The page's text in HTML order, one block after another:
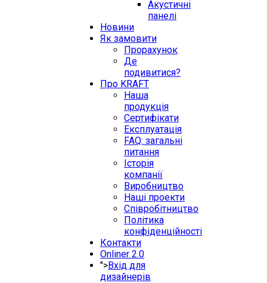
Акустичні
панелі
Новини
Як замовити
Прорахунок
Де
подивитися?
Про KRAFT
Наша
продукція
Сертифікати
Експлуатація
FAQ: загальні
питання
Історія
компанії
Виробництво
Наші проекти
Співробітництво
Політика
конфіденційності
Контакти
Onliner 2.0
">Вхід для
дизайнерів